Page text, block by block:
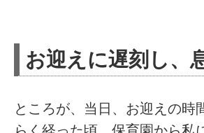
お迎えに遅刻し、
ところが、当日、お迎えの時